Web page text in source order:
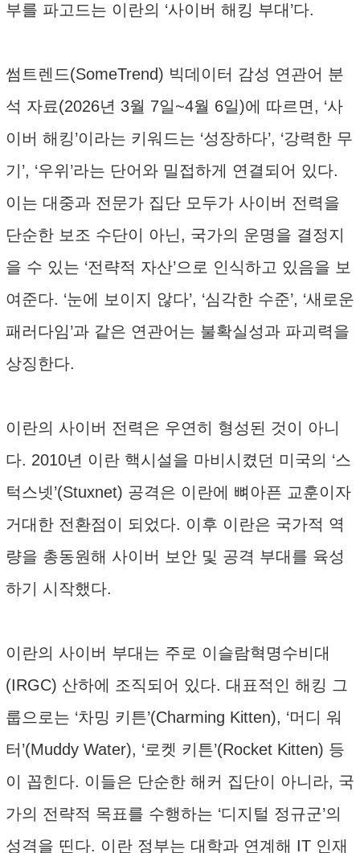
부를 파고드는 이란의 ‘사이버 해킹 부대’다.
썸트렌드(SomeTrend) 빅데이터 감성 연관어 분
석 자료(2026년 3월 7일~4월 6일)에 따르면, ‘사
이버 해킹’이라는 키워드는 ‘성장하다’, ‘강력한 무
기’, ‘우위’라는 단어와 밀접하게 연결되어 있다.
이는 대중과 전문가 집단 모두가 사이버 전력을
단순한 보조 수단이 아닌, 국가의 운명을 결정지
을 수 있는 ‘전략적 자산’으로 인식하고 있음을 보
여준다. ‘눈에 보이지 않다’, ‘심각한 수준’, ‘새로운
패러다임’과 같은 연관어는 불확실성과 파괴력을
상징한다.
이란의 사이버 전력은 우연히 형성된 것이 아니
다. 2010년 이란 핵시설을 마비시켰던 미국의 ‘스
턱스넷’(Stuxnet) 공격은 이란에 뼈아픈 교훈이자
거대한 전환점이 되었다. 이후 이란은 국가적 역
량을 총동원해 사이버 보안 및 공격 부대를 육성
하기 시작했다.
이란의 사이버 부대는 주로 이슬람혁명수비대
(IRGC) 산하에 조직되어 있다. 대표적인 해킹 그
룹으로는 ‘차밍 키튼’(Charming Kitten), ‘머디 워
터’(Muddy Water), ‘로켓 키튼’(Rocket Kitten) 등
이 꼽힌다. 이들은 단순한 해커 집단이 아니라, 국
가의 전략적 목표를 수행하는 ‘디지털 정규군’의
성격을 띤다. 이란 정부는 대학과 연계해 IT 인재